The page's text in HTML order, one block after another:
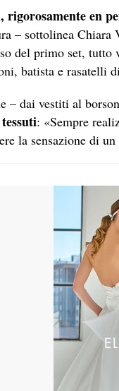
rigorosamente en
– sottolinea
del primo set,
batista e rasatelli
– dai vestiti al
: «Sempre
la sensazione di